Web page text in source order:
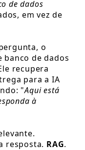
de dados
em vez de
o
banco de dados
recupera
para a IA
"Aqui está
à
resposta. RAG.